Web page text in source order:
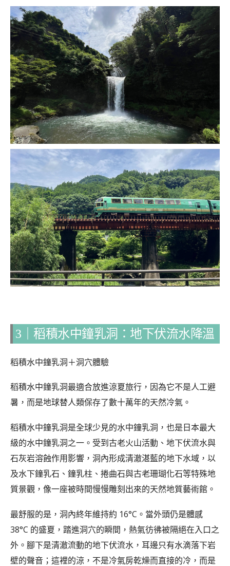
3｜稻積水中鐘乳洞：地下伏流水降溫
稻積水中鐘乳洞＋洞穴體驗
稻積水中鐘乳洞最適合放進涼夏旅行，因為它不是人工避
暑，而是地球替人類保存了數十萬年的天然冷氣。
稻積水中鐘乳洞是全球少見的水中鐘乳洞，也是日本最大
級的水中鐘乳洞之一。受到古老火山活動、地下伏流水與
石灰岩溶蝕作用影響，洞內形成清澈湛藍的地下水域，以
及水下鐘乳石、鐘乳柱、捲曲石與古老珊瑚化石等特殊地
質景觀，像一座被時間慢慢雕刻出來的天然地質藝術館。
最舒服的是，洞內終年維持約 16°C。當外頭仍是體感
38°C 的盛夏，踏進洞穴的瞬間，熱氣彷彿被隔絕在入口之
外。腳下是清澈流動的地下伏流水，耳邊只有水滴落下岩
壁的聲音；這裡的涼，不是冷氣房乾燥而直接的冷，而是